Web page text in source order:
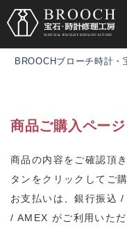
BROOCHブローチ時計・
商品ご購入ページ
商品の内容をご確認頂
タンをクリックしてご
お支払いは、銀行振込
/ AMEX がご利用いただ